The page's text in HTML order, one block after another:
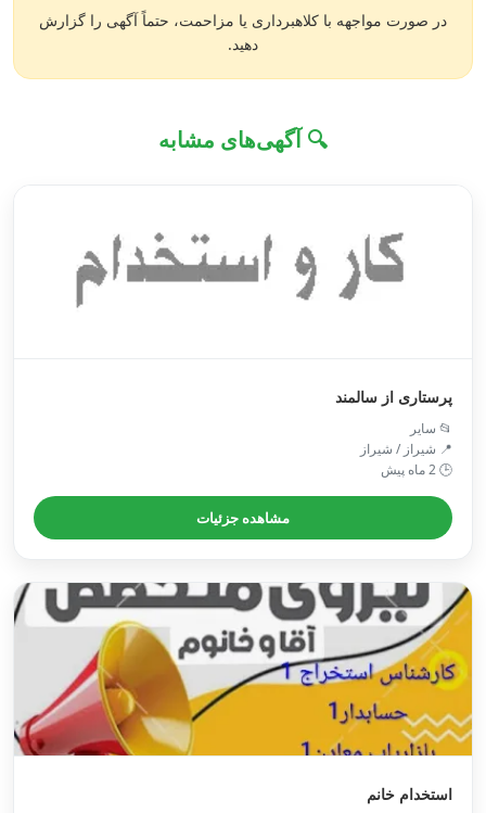
در صورت مواجهه با کلاهبرداری یا مزاحمت، حتماً آگهی را گزارش
دهید.
🔍 آگهی‌های مشابه
پرستاری از سالمند
📂 سایر
📍 شیراز / شیراز
🕒 2 ماه پیش
مشاهده جزئیات
استخدام خانم